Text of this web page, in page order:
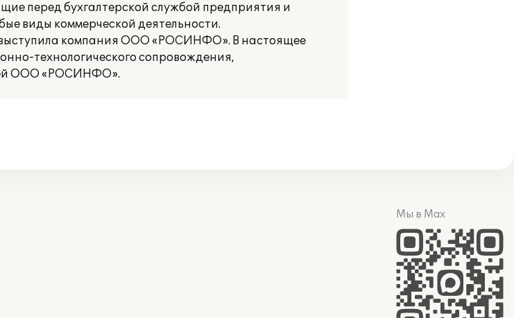
перед бухгалтерской службой предприятия и
виды коммерческой деятельности.
компания ООО «РОСИНФО». В настоящее
технологического сопровождения,
ООО «РОСИНФО».
Мы в Max